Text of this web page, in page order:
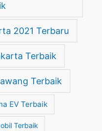
2021 Terbaru
Terbaik
Terbaik
EV Terbaik
Terbaik